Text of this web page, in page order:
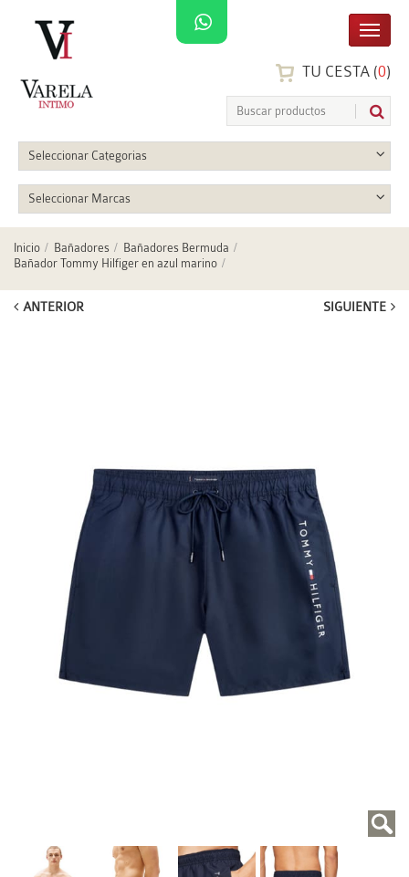
TU CESTA (0)
Seleccionar Categorias
Seleccionar Marcas
Inicio Bañadores
Bañadores Bermuda
Bañador Tommy Hilfiger en azul marino
ANTERIOR SIGUIENTE